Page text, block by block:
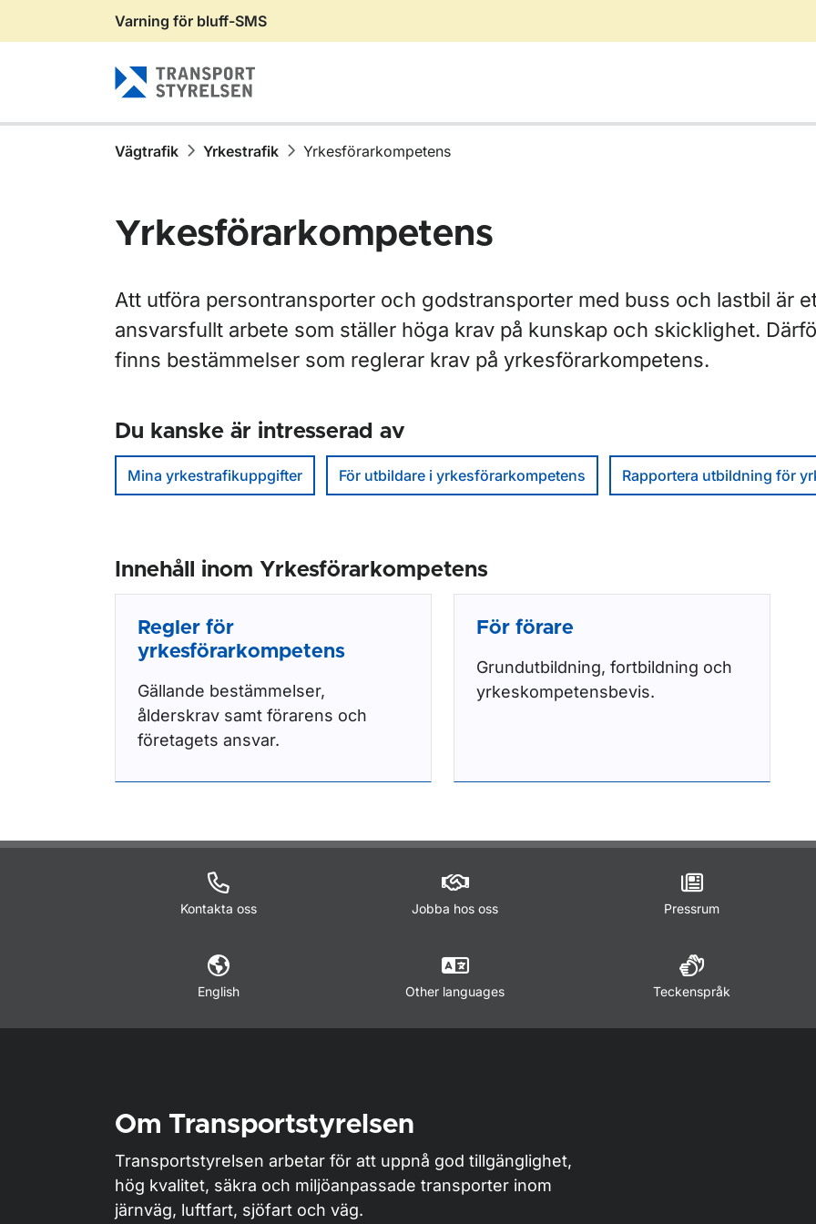
Gå till sidans innehåll
Varning för bluff-SMS
Vägtrafik Yrkestrafik Yrkesförarkompetens
Yrkesförarkompetens
Att utföra persontransporter och godstransporter med buss och lastbil är
ansvarsfullt arbete som ställer höga krav på kunskap och skicklighet.
finns bestämmelser som reglerar krav på yrkesförarkompetens.
Du kanske är intresserad av
Mina yrkestrafikuppgifter För utbildare i yrkesförarkompetens Rapportera utbildning för
Innehåll inom Yrkesförarkompetens
Regler för
yrkesförarkompetens
Gällande bestämmelser,
ålderskrav samt förarens och
företagets ansvar.
För förare
Grundutbildning, fortbildning och
yrkeskompetensbevis.
Kontakta oss Jobba hos oss Pressrum
English Other languages Teckenspråk
Om Transportstyrelsen
Transportstyrelsen arbetar för att uppnå god tillgänglighet,
hög kvalitet, säkra och miljöanpassade transporter inom
järnväg, luftfart, sjöfart och väg.